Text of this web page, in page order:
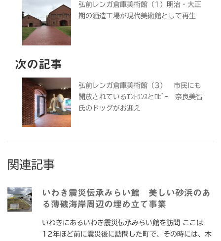
弘前レンガ倉庫美術館（1）明治・大正
期の酒造工場が現代美術館として再生
次の記事
弘前レンガ倉庫美術館（3） 市民にも
開放されているｴﾝﾄﾗﾝｽとﾛﾋﾞｰ 奈良美智
氏のドッグがお迎え
関連記事
いわき震災伝承みらい館 美しい砂浜のあ
る薄磯海岸周辺の埋め立て事業
いわきにあるいわき震災伝承みらい館を訪問 ここは
12年ほど前に震災後に訪問した町で、その時には、木